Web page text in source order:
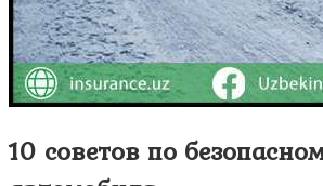
10 советов по